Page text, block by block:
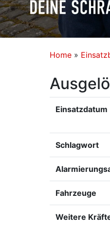
Home »
Einsatzdatum
Schlagwort
Fahrzeuge
Weitere